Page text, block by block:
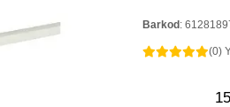
Barkod :
(0)